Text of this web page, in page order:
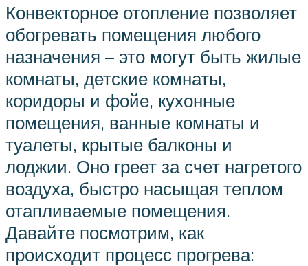
Конвекторное отопление позволяет
обогревать помещения любого
назначения – это могут быть жилые
комнаты, детские комнаты,
коридоры и фойе, кухонные
помещения, ванные комнаты и
туалеты, крытые балконы и
лоджии. Оно греет за счет нагретого
воздуха, быстро насыщая теплом
отапливаемые помещения.
Давайте посмотрим, как
происходит процесс прогрева: